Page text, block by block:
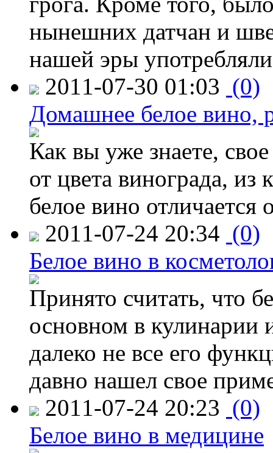
нынешних датчан и
нашей эры
2011-07-30 01:03 (0)
Домашнее белое вино,
Как вы уже знаете,
от цвета винограда, из
белое вино отличается
2011-07-24 20:34 (0)
Белое вино в
Принято считать, что
основном в кулинарии
далеко не все его
давно нашел свое
2011-07-24 20:23 (0)
Белое вино в медицине